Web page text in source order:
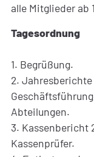
alle Mitglieder ab
Tagesordnung
1. Begrüßung.
2. Jahresberichte
Abteilungen.
3. Kassenbericht
Kassenprüfer.